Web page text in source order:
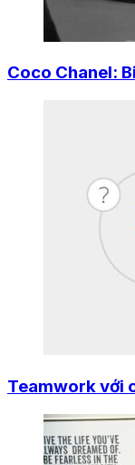
Coco Chanel:
Teamwork với